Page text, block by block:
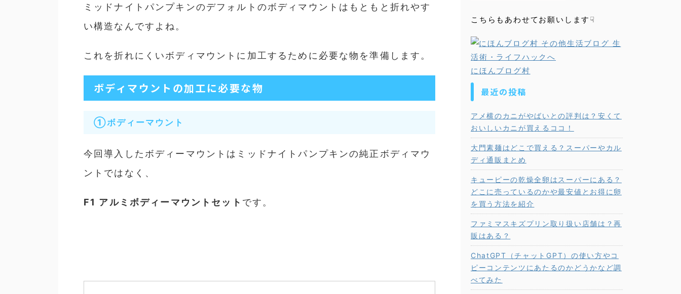
ミッドナイトパンプキンのデフォルトのボディマウントはもともと折れやす
い構造なんですよね。
これを折れにくいボディマウントに加工するために必要な物を準備します。
ボディマウントの加工に必要な物
①ボディーマウント
今回導入したボディーマウントはミッドナイトパンプキンの純正ボディマウ
ントではなく、
F1 アルミボディーマウントセット です。
こちらもあわせてお願いします☟
にほんブログ村
最近の投稿
アメ横のカニがやばいとの評判は？安くて
おいしいカニが買えるココ！
大門素麺はどこで買える？スーパーやカル
ディ通販まとめ
キューピーの乾燥全卵はスーパーにある？
どこに売っているのかや最安値とお得に卵
を買う方法を紹介
ファミマスキズプリン取り扱い店舗は？再
販はある？
ChatGPT（チャットGPT）の使い方やコ
ピーコンテンツにあたるのかどうかなど調
べてみた